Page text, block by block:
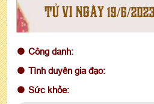
TỬ VI NGÀY 19/6/
Công danh:
Tình duyên gia đạo:
Sức khỏe: